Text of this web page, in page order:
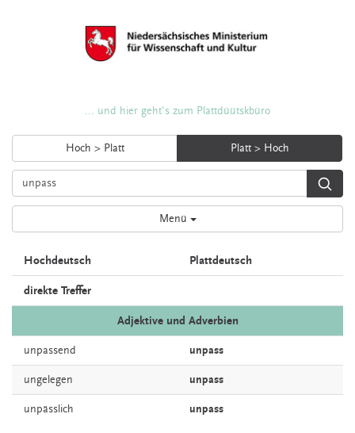
... und hier geht's zum Plattdüütskbüro
Hoch > Platt Platt > Hoch
Menü
Hochdeutsch Plattdeutsch
direkte Treffer
Adjektive und Adverbien
unpassend unpass
ungelegen unpass
unpässlich unpass